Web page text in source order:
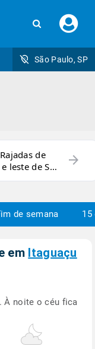
seu
São Paulo, SP
de
leste de SP
arrow_forward
de semana 15
em Itaguaçu
À noite o céu fica